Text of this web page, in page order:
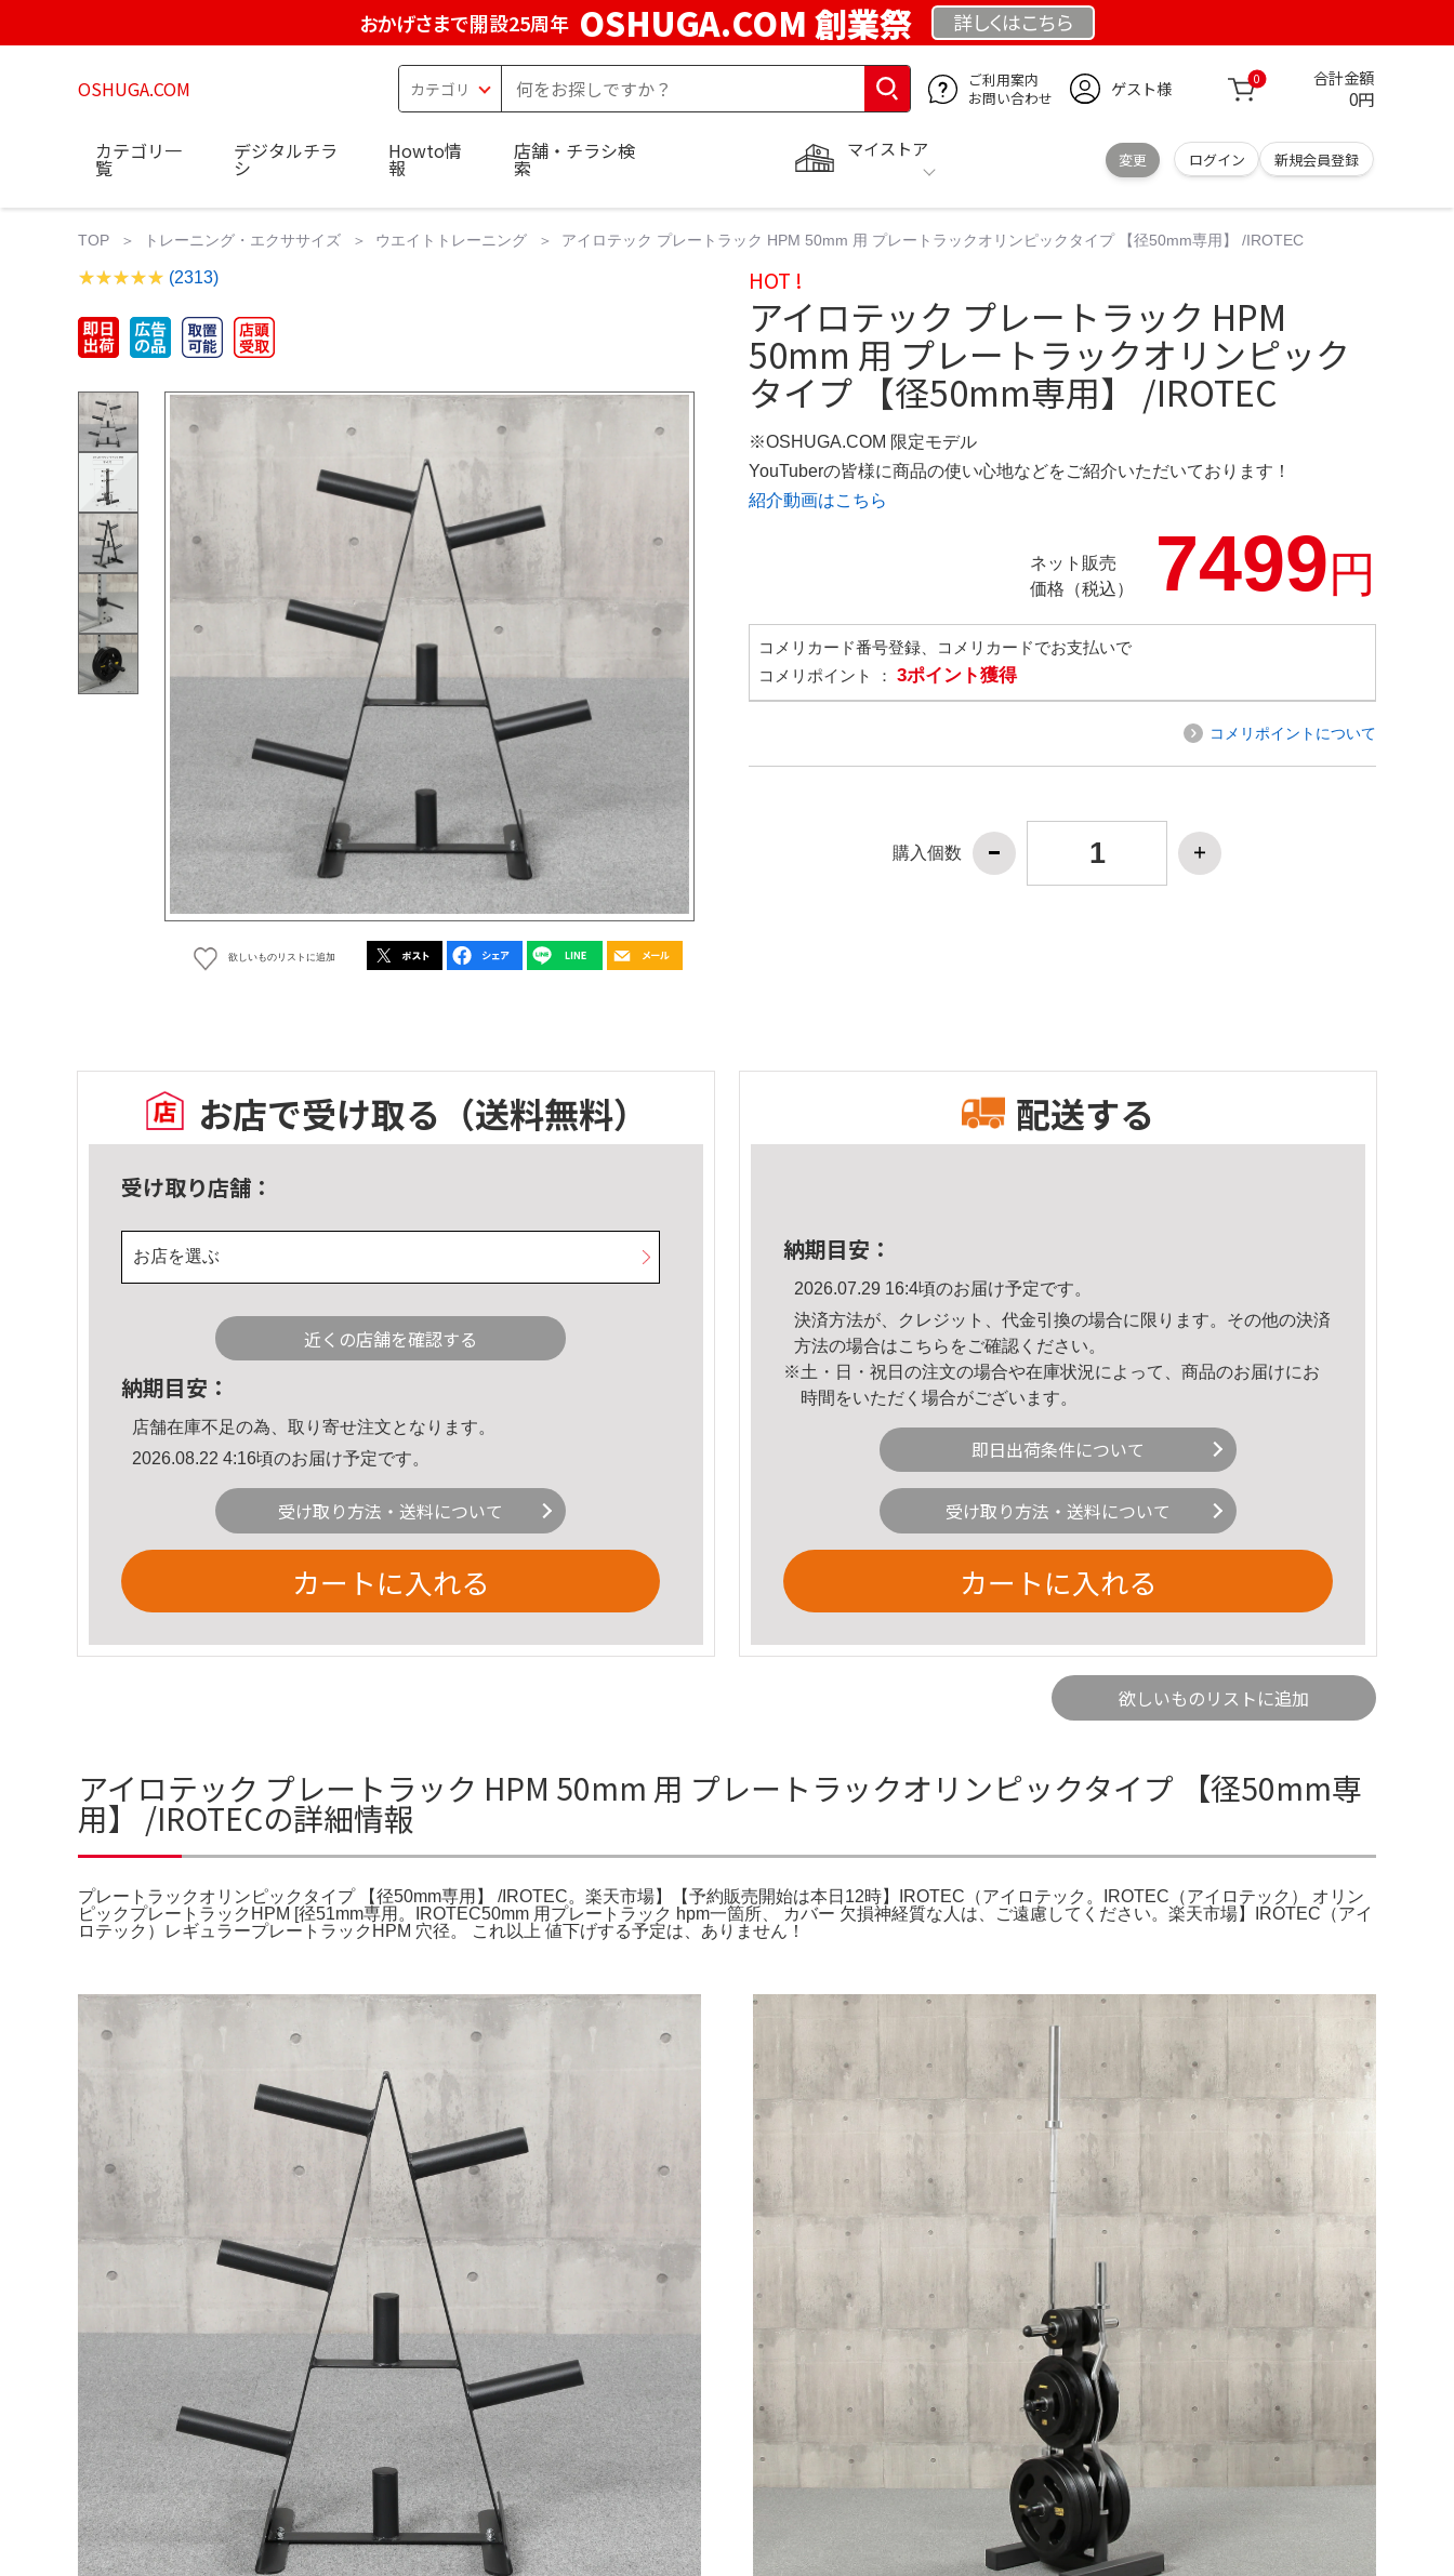
おかげさまで開設25周年 OSHUGA.COM 創業祭 詳しくはこちら
OSHUGA.COM
ご利用案内
お問い合わせ
ゲスト様 0 合計金額
0円
マイストア
変更 ログイン 新規会員登録
カテゴリ一
覧
デジタルチラ
シ
Howto情
報
店舗・チラシ検
索
TOP トレーニング・エクササイズ ウエイトトレーニング アイロテック プレートラック HPM 50mm 用 プレートラックオリンピックタイプ 【径50mm専用】 /IROTEC
(2313)
欲しいものリストに追加
HOT !
アイロテック プレートラック HPM
50mm 用 プレートラックオリンピック
タイプ 【径50mm専用】 /IROTEC
※OSHUGA.COM 限定モデル
YouTuberの皆様に商品の使い心地などをご紹介いただいております！
紹介動画はこちら
ネット販売
価格（税込）
7499円
コメリカード番号登録、コメリカードでお支払いで
コメリポイント ： 3ポイント獲得
コメリポイントについて
購入個数
お店で受け取る （送料無料）
受け取り店舗：
お店を選ぶ
近くの店舗を確認する
納期目安：
店舗在庫不足の為、取り寄せ注文となります。
2026.08.22 4:16頃のお届け予定です。
受け取り方法・送料について
カートに入れる
配送する
納期目安：
2026.07.29 16:4頃のお届け予定です。
決済方法が、クレジット、代金引換の場合に限ります。その他の決済
方法の場合はこちら をご確認ください。
※土・日・祝日の注文の場合や在庫状況によって、商品のお届けにお
時間をいただく場合がございます。
即日出荷条件について
受け取り方法・送料について
カートに入れる
欲しいものリストに追加
アイロテック プレートラック HPM 50mm 用 プレートラックオリンピックタイプ 【径50mm専
用】 /IROTECの詳細情報
プレートラックオリンピックタイプ 【径50mm専用】 /IROTEC。楽天市場】【予約販売開始は本日12時】IROTEC（アイロテック。IROTEC（アイロテック） オリン
ピックプレートラックHPM [径51mm専用。IROTEC50mm 用プレートラック hpm一箇所、 カバー 欠損神経質な人は、ご遠慮してください。楽天市場】IROTEC（アイ
ロテック）レギュラープレートラックHPM 穴径。 これ以上 値下げする予定は、ありません！